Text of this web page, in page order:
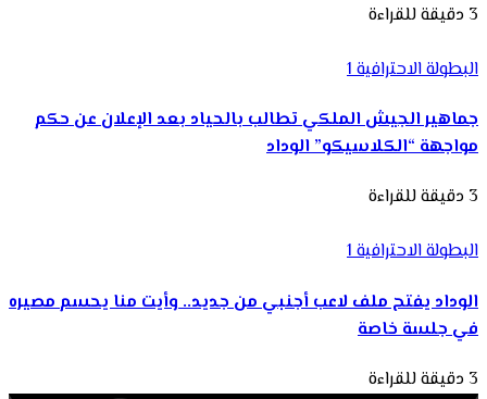
3 دقيقة للقراءة
البطولة الاحترافية 1
جماهير الجيش الملكي تطالب بالحياد بعد الإعلان عن حكم
مواجهة “الكلاسيكو” الوداد
3 دقيقة للقراءة
البطولة الاحترافية 1
الوداد يفتح ملف لاعب أجنبي من جديد.. وأيت منا يحسم مصيره
في جلسة خاصة
3 دقيقة للقراءة